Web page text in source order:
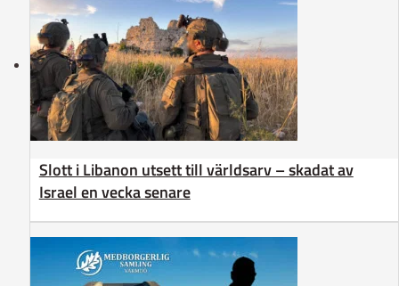
Slott i Libanon utsett till världsarv – skadat av
Israel en vecka senare